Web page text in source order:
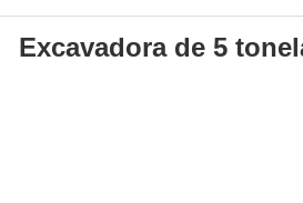
toneladas Excavadora de 5 toneladas
Excavadora de 5